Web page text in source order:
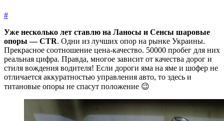
#
Уже несколько лет ставлю на Ланосы и Сенсы шаровые
опоры — CTR. Одни из лучших опор на рынке Украины.
Прекрасное соотношение цена-качество. 50000 пробег для них
реальная цифра. Правда, многое зависит от качества дорог и
стиля вождения водителя! Если дороги яма на яме и шофер не
отличается аккуратностью управления авто, то здесь и
титановые опоры не спасут положение 😉